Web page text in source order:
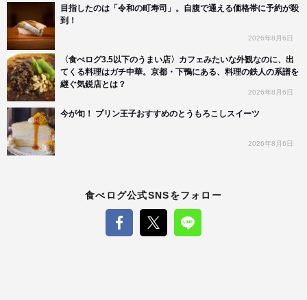
目指したのは「令和の町寿司」。自腹で通える価格帯に予約が殺
到！
2026年8月6日
〈食べログ3.5以下のうまい店〉カフェみたいな外観なのに、出
てくる料理はガチ中華。京都・下鴨にある、料理の鉄人の系譜を
継ぐ気鋭店とは？
2026年8月6日
今が旬！ プリン王子おすすめのとうもろこしスイーツ
2026年8月6日
食べログ公式SNSをフォロー